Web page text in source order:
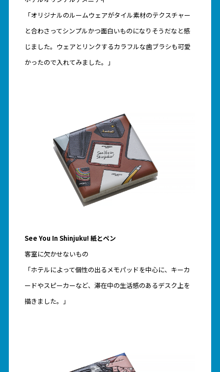
「オリジナルのルームウェアがタイル素材のテクスチャー
と合わさってシンプルかつ面白いものになりそうだなと感
じました。ウェアとリンクするカラフルな歯ブラシも可愛
かったので入れてみました。」
See You In Shinjuku! 紙とペン
客室に欠かせないもの
「ホテルによって個性の出るメモパッドを中心に、キーカ
ードやスピーカーなど、滞在中の生活感のあるデスク上を
描きました。」